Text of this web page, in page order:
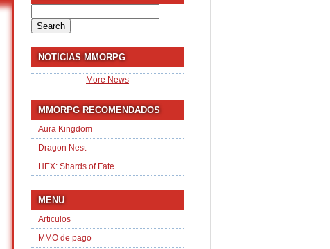
for:
NOTICIAS MMORPG
More News
MMORPG RECOMENDADOS
Aura Kingdom
Dragon Nest
HEX: Shards of Fate
MENU
Articulos
MMO de pago